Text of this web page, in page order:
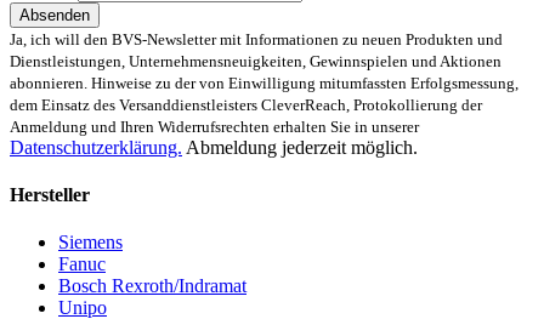
Absenden
Ja, ich will den BVS-Newsletter mit Informationen zu neuen Produkten und
Dienstleistungen, Unternehmensneuigkeiten, Gewinnspielen und Aktionen
abonnieren. Hinweise zu der von Einwilligung mitumfassten Erfolgsmessung,
dem Einsatz des Versanddienstleisters CleverReach, Protokollierung der
Anmeldung und Ihren Widerrufsrechten erhalten Sie in unserer
Datenschutzerklärung. Abmeldung jederzeit möglich.
Hersteller
Siemens
Fanuc
Bosch Rexroth/Indramat
Unipo